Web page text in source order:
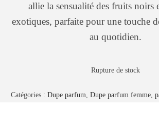
allie la sensualité des fruits noirs
exotiques, parfaite pour une touche
au quotidien.
Rupture de stock
Catégories : Dupe parfum, Dupe parfum femme,